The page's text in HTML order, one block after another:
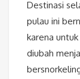
Destinasi
pulau ini
karena
diubah